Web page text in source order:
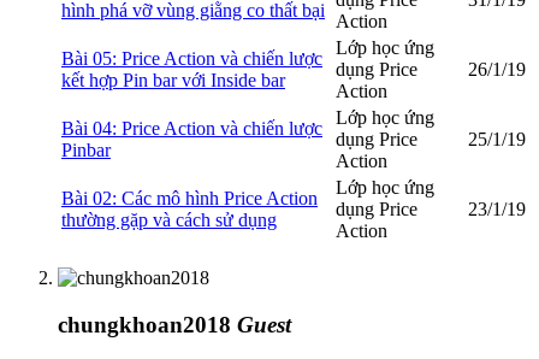
hình phá vỡ vùng giằng co thất bại
Action
Bài 05: Price Action và chiến lược
kết hợp Pin bar với Inside bar
Lớp học ứng
dụng Price
Action
26/1/19
Bài 04: Price Action và chiến lược
Pinbar
Lớp học ứng
dụng Price
Action
25/1/19
Bài 02: Các mô hình Price Action
thường gặp và cách sử dụng
Lớp học ứng
dụng Price
Action
23/1/19
chungkhoan2018 Guest